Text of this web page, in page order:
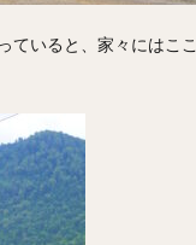
ていると、家々にはこ